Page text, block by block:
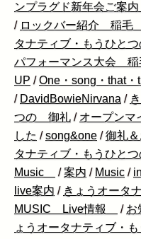
ンプラグド新年会ご案
/ ロックバー紹介 稲毛
タナティブ・もうひと
パフォーマンス大会 稲
UP /One・song・that・
/ DavidBowieNirvana /
つの 御礼 / オープン
した /song&one /御礼
タナティブ・もうひとつ
Music
/案内 / Music /
live案内 / きょうオータ
MUSIC Live情報
/ お
ょうオータナティブ・